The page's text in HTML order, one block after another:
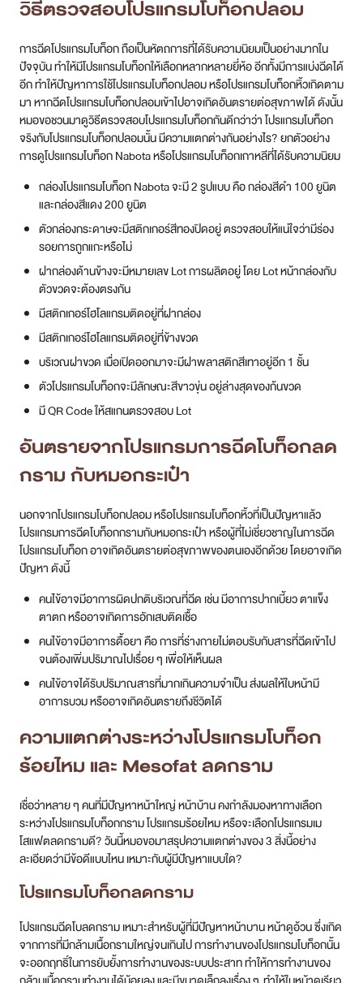
วิธีตรวจสอบโปรแกรมโบท็อกปลอม
การฉีดโปรแกรมโบท็อก ถือเป็นหัตถการที่ได้รับความนิยมเป็นอย่างมากใน
ปัจจุบัน ทำให้มีโปรแกรมโบท็อกให้เลือกหลากหลายยี่ห้อ อีกทั้งมีการแบ่งฉีดได้
อีก ทำให้ปัญหาการใช้โปรแกรมโบท็อกปลอม หรือโปรแกรมโบท็อกหิ้วเกิดตาม
มา หากฉีดโปรแกรมโบท็อกปลอมเข้าไปอาจเกิดอันตรายต่อสุขภาพได้ ดังนั้น
หมอขอชวนมาดูวิธีตรวจสอบโปรแกรมโบท็อกกันดีกว่าว่า โปรแกรมโบท็อก
จริงกับโปรแกรมโบท็อกปลอมนั้น มีความแตกต่างกันอย่างไร? ยกตัวอย่าง
การดูโปรแกรมโบท็อก Nabota หรือโปรแกรมโบท็อกเกาหลีที่ได้รับความนิยม
กล่องโปรแกรมโบท็อก Nabota จะมี 2 รูปแบบ คือ กล่องสีดำ 100 ยูนิต
และกล่องสีแดง 200 ยูนิต
ตัวกล่องกระดาษจะมีสติกเกอร์สีทองปิดอยู่ ตรวจสอบให้แน่ใจว่ามีร่อง
รอยการถูกแกะหรือไม่
ฝากล่องด้านข้างจะมีหมายเลข Lot การผลิตอยู่ โดย Lot หน้ากล่องกับ
ตัวขวดจะต้องตรงกัน
มีสติกเกอร์โฮโลแกรมติดอยู่ที่ฝากล่อง
มีสติกเกอร์โฮโลแกรมติดอยู่ที่ข้างขวด
บริเวณฝาขวด เมื่อเปิดออกมาจะมีฝาพลาสติกสีเทาอยู่อีก 1 ชั้น
ตัวโปรแกรมโบท็อกจะมีลักษณะสีขาวขุ่น อยู่ล่างสุดของก้นขวด
มี QR Code ให้สแกนตรวจสอบ Lot
อันตรายจากโปรแกรมการฉีดโบท็อกลด
กราม กับหมอกระเป๋า
นอกจากโปรแกรมโบท็อกปลอม หรือโปรแกรมโบท็อกหิ้วที่เป็นปัญหาแล้ว
โปรแกรมการฉีดโบท็อกกรามกับหมอกระเป๋า หรือผู้ที่ไม่เชี่ยวชาญในการฉีด
โปรแกรมโบท็อก อาจเกิดอันตรายต่อสุขภาพของตนเองอีกด้วย โดยอาจเกิด
ปัญหา ดังนี้
คนไข้อาจมีอาการผิดปกติบริเวณที่ฉีด เช่น มีอาการปากเบี้ยว ตาแข็ง
ตาตก หรืออาจเกิดการอักเสบติดเชื้อ
คนไข้อาจมีอาการดื้อยา คือ การที่ร่างกายไม่ตอบรับกับสารที่ฉีดเข้าไป
จนต้องเพิ่มปริมาณไปเรื่อย ๆ เพื่อให้เห็นผล
คนไข้อาจได้รับปริมาณสารที่มากเกินความจำเป็น ส่งผลให้ใบหน้ามี
อาการบวม หรืออาจเกิดอันตรายถึงชีวิตได้
ความแตกต่างระหว่างโปรแกรมโบท็อก
ร้อยไหม และ Mesofat ลดกราม
เชื่อว่าหลาย ๆ คนที่มีปัญหาหน้าใหญ่ หน้าบ้าน คงกำลังมองหาทางเลือก
ระหว่างโปรแกรมโบท็อกกราม โปรแกรมร้อยไหม หรือจะเลือกโปรแกรมเม
โสแฟตลดกรามดี? วันนี้หมอขอมาสรุปความแตกต่างของ 3 สิ่งนี้อย่าง
ละเอียดว่ามีข้อดีแบบไหน เหมาะกับผู้มีปัญหาแบบใด?
โปรแกรมโบท็อกลดกราม
โปรแกรมฉีดโบลดกราม เหมาะสำหรับผู้ที่มีปัญหาหน้าบาน หน้าดูอ้วน ซึ่งเกิด
จากการที่มีกล้ามเนื้อกรามใหญ่จนเกินไป การทำงานของโปรแกรมโบท็อกนั้น
จะออกฤทธิ์ในการยับยั้งการทำงานของระบบประสาท ทำให้การทำงานของ